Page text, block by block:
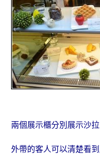
兩個展示櫃分別展示沙
外帶的客人可以清楚看